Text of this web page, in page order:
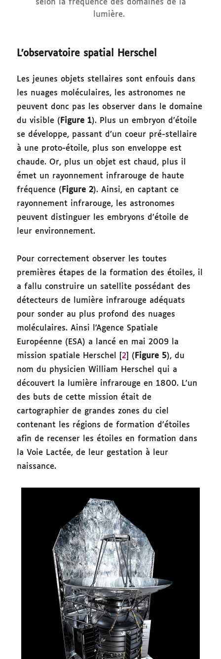
selon la fréquence des domaines de la
lumière.
L’observatoire spatial Herschel
Les jeunes objets stellaires sont enfouis dans
les nuages moléculaires, les astronomes ne
peuvent donc pas les observer dans le domaine
du visible ( Figure 1). Plus un embryon d’étoile
se développe, passant d’un coeur pré-stellaire
à une proto-étoile, plus son enveloppe est
chaude. Or, plus un objet est chaud, plus il
émet un rayonnement infrarouge de haute
fréquence ( Figure 2). Ainsi, en captant ce
rayonnement infrarouge, les astronomes
peuvent distinguer les embryons d’étoile de
leur environnement.
Pour correctement observer les toutes
premières étapes de la formation des étoiles, il
a fallu construire un satellite possédant des
détecteurs de lumière infrarouge adéquats
pour sonder au plus profond des nuages
moléculaires. Ainsi l’Agence Spatiale
Européenne (ESA) a lancé en mai 2009 la
mission spatiale Herschel [ 2 ] ( Figure 5), du
nom du physicien William Herschel qui a
découvert la lumière infrarouge en 1800. L’un
des buts de cette mission était de
cartographier de grandes zones du ciel
contenant les régions de formation d’étoiles
afin de recenser les étoiles en formation dans
la Voie Lactée, de leur gestation à leur
naissance.